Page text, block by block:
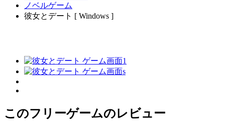
ノベルゲーム
彼女とデート [ Windows ]
このフリーゲームのレビュー